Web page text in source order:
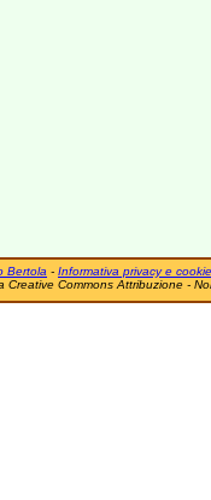
Bertola - Informativa privacy e cookie
Commons Attribuzione -